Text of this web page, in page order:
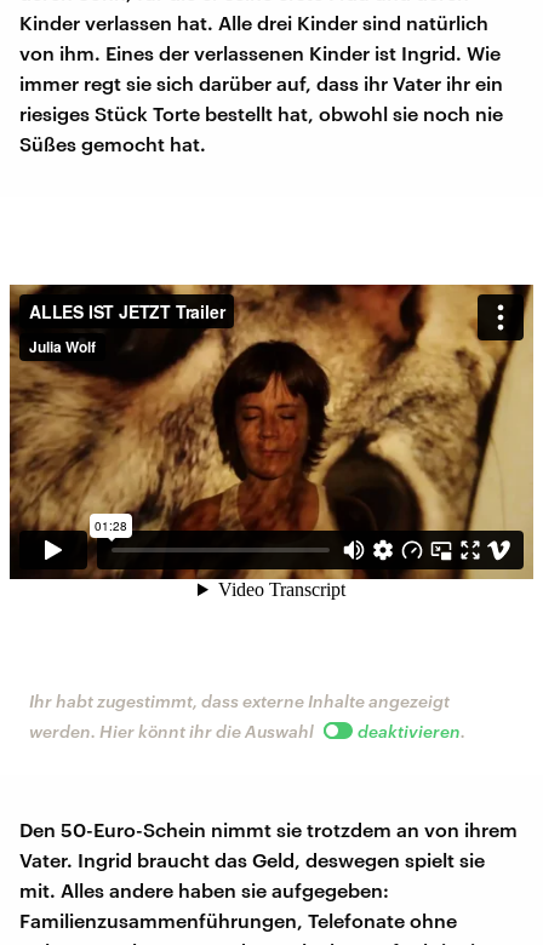
Kinder verlassen hat. Alle drei Kinder sind natürlich
von ihm. Eines der verlassenen Kinder ist Ingrid. Wie
immer regt sie sich darüber auf, dass ihr Vater ihr ein
riesiges Stück Torte bestellt hat, obwohl sie noch nie
Süßes gemocht hat.
Ihr habt zugestimmt, dass externe Inhalte angezeigt
werden. Hier könnt ihr die Auswahl
deaktivieren.
Den 50-Euro-Schein nimmt sie trotzdem an von ihrem
Vater. Ingrid braucht das Geld, deswegen spielt sie
mit. Alles andere haben sie aufgegeben:
Familienzusammenführungen, Telefonate ohne